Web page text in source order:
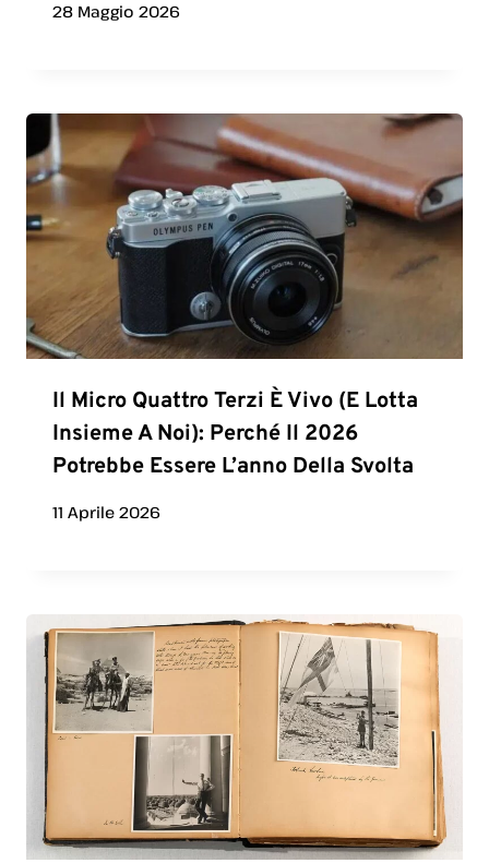
28 Maggio 2026
Il Micro Quattro Terzi È Vivo (e Lotta
Insieme A Noi): Perché Il 2026
Potrebbe Essere L’anno Della Svolta
11 Aprile 2026